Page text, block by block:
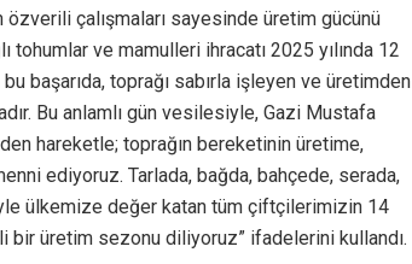
çalışmaları sayesinde üretim gücünü
tohumlar ve mamulleri ihracatı 2025 yılında 12
başarıda, toprağı sabırla işleyen ve üretimden
Bu anlamlı gün vesilesiyle, Gazi Mustafa
hareketle; toprağın bereketinin üretime,
ediyoruz. Tarlada, bağda, bahçede, serada,
ülkemize değer katan tüm çiftçilerimizin 14
bir üretim sezonu diliyoruz” ifadelerini kullandı.